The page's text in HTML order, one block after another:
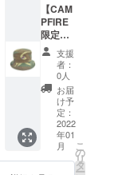
【CAM
PFIRE
限定盤
面カ
ラーバ
ケット
ハット/
迷彩】
メン
ズ・レ
ディー
ス対応
のユニ
支援
者：
0人
お届
け予
定：
2022
年01
月
こ
の
リ
タ
ー